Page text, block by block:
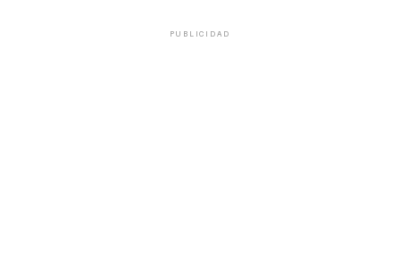
PUBLICIDAD